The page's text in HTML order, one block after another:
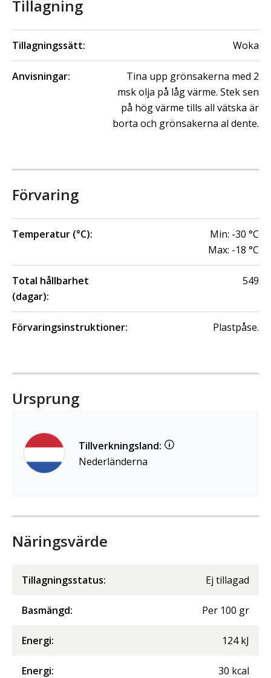
Tillagning
Tillagningssätt: Woka
Anvisningar:
Tina upp grönsakerna med 2
msk olja på låg värme. Stek sen
på hög värme tills all vätska är
borta och grönsakerna al dente.
Förvaring
Temperatur (°C): Min: -30 °C
Max: -18 °C
Total hållbarhet
(dagar):
549
Förvaringsinstruktioner: Plastpåse.
Ursprung
Tillverkningsland:
Nederländerna
Näringsvärde
Tillagningsstatus: Ej tillagad
Basmängd: Per 100 gr
Energi: 124 kJ
Energi: 30 kcal